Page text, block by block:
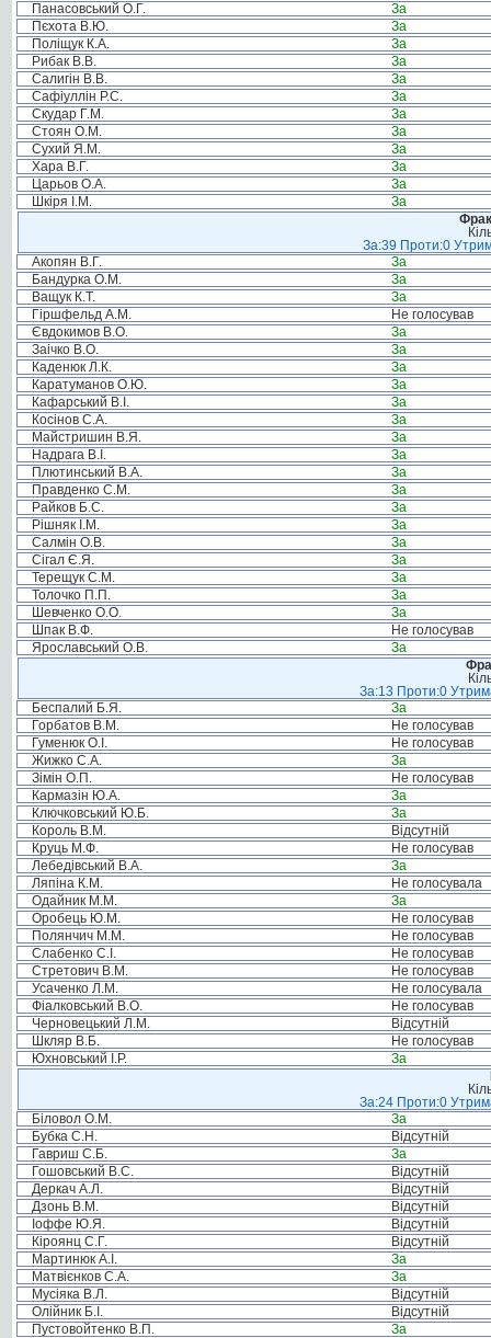
Панасовський О.Г.
За
Пєхота В.Ю.
За
Поліщук К.А.
За
Рибак В.В.
За
Салигін В.В.
За
Сафіуллін Р.С.
За
Скудар Г.М.
За
Стоян О.М.
За
Сухий Я.М.
За
Хара В.Г.
За
Царьов О.А.
За
Шкіря І.М.
За
За:39 Проти:0
Акопян В.Г.
За
Бандурка О.М.
За
Ващук К.Т.
За
Гіршфельд А.М.
Не голосував
Євдокимов В.О.
За
Заічко В.О.
За
Каденюк Л.К.
За
Каратуманов О.Ю.
За
Кафарський В.І.
За
Косінов С.А.
За
Майстришин В.Я.
За
Надрага В.І.
За
Плютинський В.А.
За
Правденко С.М.
За
Райков Б.С.
За
Рішняк І.М.
За
Салмін О.В.
За
Сігал Є.Я.
За
Терещук С.М.
За
Толочко П.П.
За
Шевченко О.О.
За
Шпак В.Ф.
Не голосував
Ярославський О.В.
За
За:13 Проти:0
Беспалий Б.Я.
За
Горбатов В.М.
Не голосував
Гуменюк О.І.
Не голосував
Жижко С.А.
За
Зімін О.П.
Не голосував
Кармазін Ю.А.
За
Ключковський Ю.Б.
За
Король В.М.
Відсутній
Круць М.Ф.
Не голосував
Лебедівський В.А.
За
Ляпіна К.М.
Не голосувала
Одайник М.М.
За
Оробець Ю.М.
Не голосував
Полянчич М.М.
Не голосував
Слабенко С.І.
Не голосував
Стретович В.М.
Не голосував
Усаченко Л.М.
Не голосувала
Фіалковський В.О.
Не голосував
Черновецький Л.М.
Відсутній
Шкляр В.Б.
Не голосував
Юхновський І.Р.
За
За:24 Проти:0
Біловол О.М.
За
Бубка С.Н.
Відсутній
Гавриш С.Б.
За
Гошовський В.С.
Відсутній
Деркач А.Л.
Відсутній
Дзонь В.М.
Відсутній
Іоффе Ю.Я.
Відсутній
Кіроянц С.Г.
Відсутній
Мартинюк А.І.
За
Матвієнков С.А.
За
Мусіяка В.Л.
Відсутній
Олійник Б.І.
Відсутній
Пустовойтенко В.П.
За